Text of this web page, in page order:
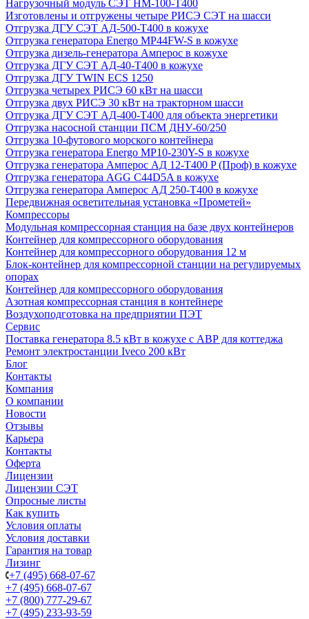
Нагрузочный модуль СЭТ НМ-100-Т400
Изготовлены и отгружены четыре РИСЭ СЭТ на шасси
Отгрузка ДГУ СЭТ АД-500-Т400 в кожухе
Отгрузка генератора Energo MP44FW-S в кожухе
Отгрузка дизель-генератора Амперос в кожухе
Отгрузка ДГУ СЭТ АД-40-Т400 в кожухе
Отгрузка ДГУ TWIN ECS 1250
Отгрузка четырех РИСЭ 60 кВт на шасси
Отгрузка двух РИСЭ 30 кВт на тракторном шасси
Отгрузка ДГУ СЭТ АД-400-Т400 для объекта энергетики
Отгрузка насосной станции ПСМ ДНУ-60/250
Отгрузка 10-футового морского контейнера
Отгрузка генератора Energo MP10-230Y-S в кожухе
Отгрузка генератора Амперос АД 12-Т400 P (Проф) в кожухе
Отгрузка генератора AGG C44D5A в кожухе
Отгрузка генератора Амперос АД 250-Т400 в кожухе
Передвижная осветительная установка «Прометей»
Компрессоры
Модульная компрессорная станция на базе двух контейнеров
Контейнер для компрессорного оборудования
Контейнер для компрессорного оборудования 12 м
Блок-контейнер для компрессорной станции на регулируемых
опорах
Контейнер для компрессорного оборудования
Азотная компрессорная станция в контейнере
Воздухоподготовка на предприятии ПЭТ
Сервис
Поставка генератора 8.5 кВт в кожухе с АВР для коттеджа
Ремонт электростанции Iveco 200 кВт
Блог
Контакты
Компания
О компании
Новости
Отзывы
Карьера
Контакты
Оферта
Лицензии
Лицензии СЭТ
Опросные листы
Как купить
Условия оплаты
Условия доставки
Гарантия на товар
Лизинг
+7 (495) 668-07-67
+7 (495) 668-07-67
+7 (800) 777-29-67
+7 (495) 233-93-59